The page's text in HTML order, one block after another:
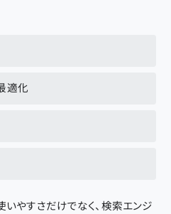
適化
いやすさだけでなく、検索エンジ